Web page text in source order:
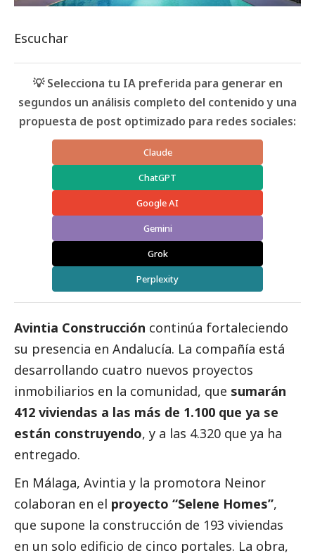
Escuchar
💡 Selecciona tu IA preferida para generar en
segundos un análisis completo del contenido y una
propuesta de post optimizado para redes sociales:
Claude
ChatGPT
Google AI
Gemini
Grok
Perplexity
Avintia Construcción continúa fortaleciendo
su presencia en Andalucía. La compañía está
desarrollando cuatro nuevos proyectos
inmobiliarios en la comunidad, que sumarán
412 viviendas a las más de 1.100 que ya se
están construyendo, y a las 4.320 que ya ha
entregado.
En Málaga, Avintia y la promotora Neinor
colaboran en el proyecto “Selene Homes”,
que supone la construcción de 193 viviendas
en un solo edificio de cinco portales. La obra,